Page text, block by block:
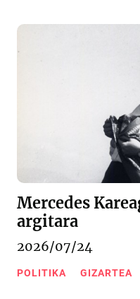
Mercedes
argitara
2026/07/24
POLITIKA GIZARTEA